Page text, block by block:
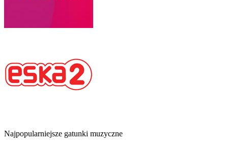
Najpopularniejsze gatunki muzyczne